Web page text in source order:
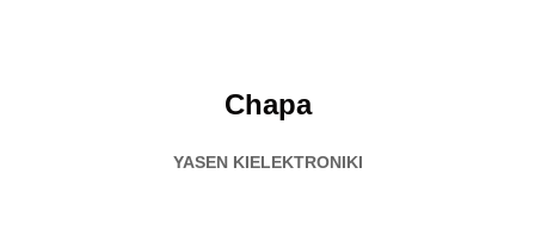
Chapa
YASEN KIELEKTRONIKI